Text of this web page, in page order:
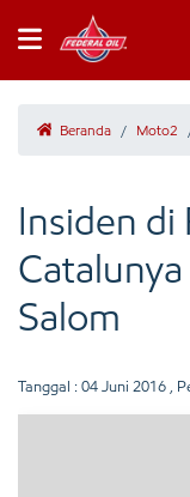
Beranda / Moto2
Insiden di
Salom
Tanggal : 04 Juni 2016 ,